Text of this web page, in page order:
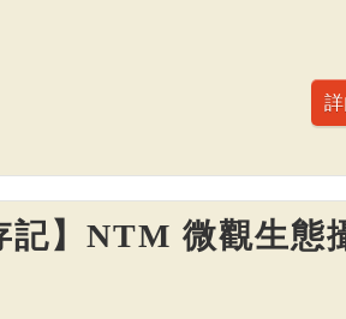
記】NTM 微觀生態